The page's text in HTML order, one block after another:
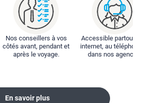
Nos conseillers à vos
côtés avant, pendant et
après le voyage.
Accessible partout :
internet, au
dans nos
En savoir plus